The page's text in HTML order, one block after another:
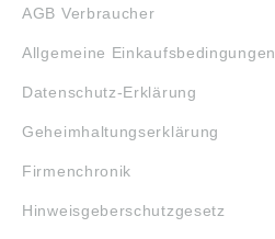
AGB Verbraucher
Allgemeine Einkaufsbedingungen
Datenschutz-Erklärung
Geheimhaltungserklärung
Firmenchronik
Hinweisgeberschutzgesetz